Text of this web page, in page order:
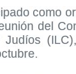
como
del